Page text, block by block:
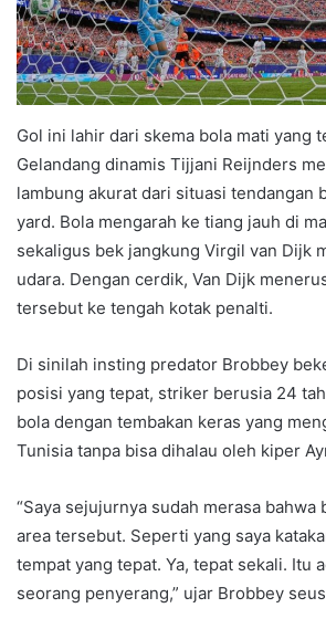
Gol ini lahir dari skema bola mati yang
Gelandang dinamis Tijjani Reijnders
lambung akurat dari situasi tendangan
yard. Bola mengarah ke tiang jauh di
sekaligus bek jangkung Virgil van Dijk
udara. Dengan cerdik, Van Dijk
tersebut ke tengah kotak penalti.
Di sinilah insting predator Brobbey
posisi yang tepat, striker berusia 24
bola dengan tembakan keras yang
Tunisia tanpa bisa dihalau oleh kiper
“Saya sejujurnya sudah merasa bahwa
area tersebut. Seperti yang saya
tempat yang tepat. Ya, tepat sekali. Itu
seorang penyerang,” ujar Brobbey